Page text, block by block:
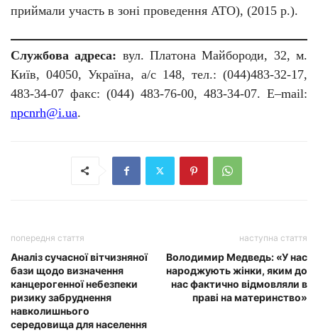
приймали участь в зоні проведення АТО), (2015 р.).
Службова адреса: вул. Платона Майбороди, 32, м.
Київ, 04050, Україна, а/с 148, тел.: (044)483-32-17,
483-34-07 факс: (044) 483-76-00, 483-34-07. E–mail:
npcnrh@i.ua.
попередня стаття
Аналіз сучасної вітчизняної
бази щодо визначення
канцерогенної небезпеки
ризику забруднення
навколишнього
середовища для населення
наступна стаття
Володимир Медведь: «У нас
народжують жінки, яким до
нас фактично відмовляли в
праві на материнство»